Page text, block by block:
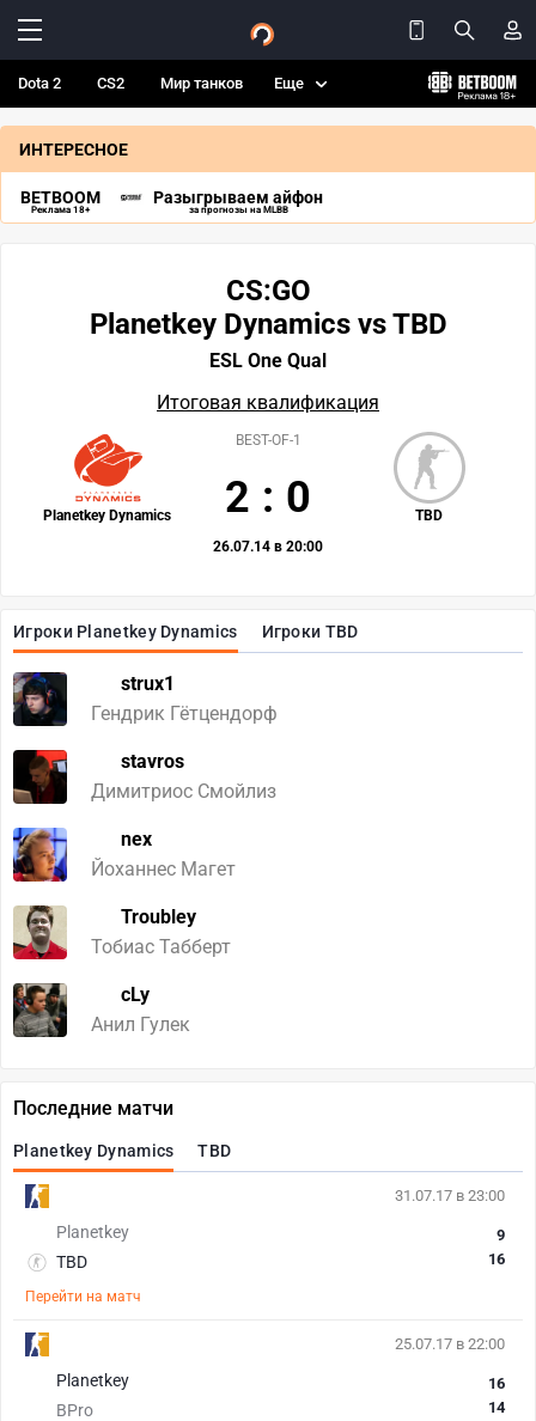
Dota 2 CS2 Мир танков Еще
ИНТЕРЕСНОЕ
BETBOOM
Реклама 18+
Разыгрываем айфон
за прогнозы на MLBB
Игроки Planetkey Dynamics Игроки TBD
strux1
Гендрик Гётцендорф
stavros
Димитриос Смойлиз
nex
Йоханнеc Магет
Troubley
Тобиас Табберт
cLy
Анил Гулек
CS:GO
Planetkey Dynamics vs TBD
ESL One Qual
Итоговая квалификация
Planetkey Dynamics TBD
BEST-OF-1
2 : 0
26.07.14 в 20:00
Последние матчи
Planetkey Dynamics TBD
31.07.17 в 23:00
Planetkey
TBD
9
16
Перейти на матч
25.07.17 в 22:00
Planetkey
BPro
16
14